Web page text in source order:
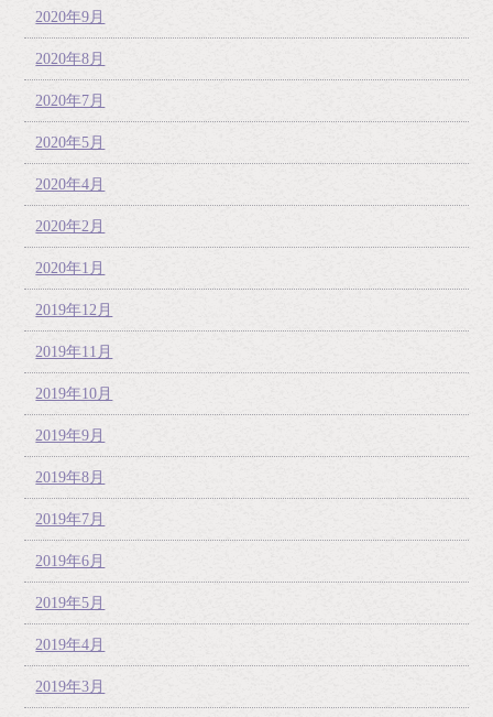
2020年9月
2020年8月
2020年7月
2020年5月
2020年4月
2020年2月
2020年1月
2019年12月
2019年11月
2019年10月
2019年9月
2019年8月
2019年7月
2019年6月
2019年5月
2019年4月
2019年3月